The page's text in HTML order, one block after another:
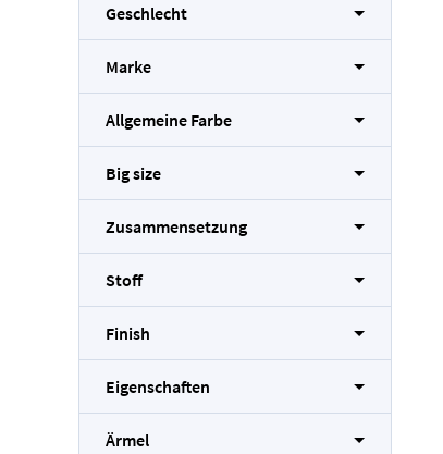
Geschlecht
Marke
Allgemeine Farbe
Big size
Zusammensetzung
Stoff
Finish
Eigenschaften
Ärmel